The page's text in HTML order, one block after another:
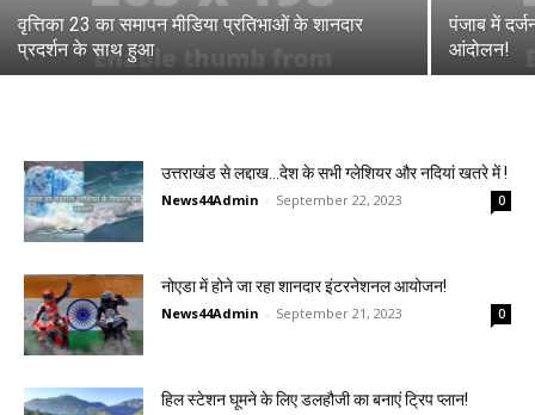
वृत्तिका 23 का समापन मीडिया प्रतिभाओं के शानदार
प्रदर्शन के साथ हुआ
पंजाब में
आंदोलन!
उत्तराखंड से लद्दाख…देश के सभी ग्लेशियर और नदियां खतरे में !
News44Admin - September 22, 2023 0
नोएडा में होने जा रहा शानदार इंटरनेशनल आयोजन!
News44Admin - September 21, 2023 0
हिल स्टेशन घूमने के लिए डलहौजी का बनाएं ट्रिप प्लान!